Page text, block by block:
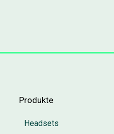
Produkte
Headsets